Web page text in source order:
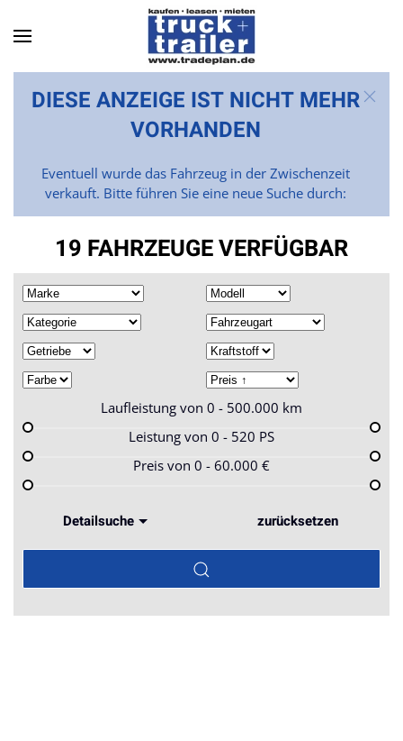
Skip to main content
DIESE ANZEIGE IST NICHT MEHR
VORHANDEN
Eventuell wurde das Fahrzeug in der Zwischenzeit
verkauft. Bitte führen Sie eine neue Suche durch:
19 FAHRZEUGE VERFÜGBAR
Laufleistung von 0 - 500.000 km
Leistung von 0 - 520 PS
Preis von 0 - 60.000 €
Detailsuche zurücksetzen